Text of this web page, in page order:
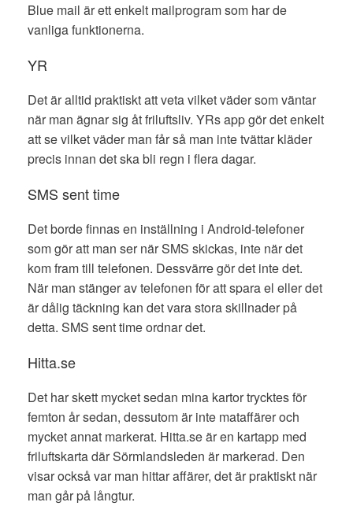
Blue mail är ett enkelt mailprogram som har de
vanliga funktionerna.
YR
Det är alltid praktiskt att veta vilket väder som väntar
när man ägnar sig åt friluftsliv. YRs app gör det enkelt
att se vilket väder man får så man inte tvättar kläder
precis innan det ska bli regn i flera dagar.
SMS sent time
Det borde finnas en inställning i Android-telefoner
som gör att man ser när SMS skickas, inte när det
kom fram till telefonen. Dessvärre gör det inte det.
När man stänger av telefonen för att spara el eller det
är dålig täckning kan det vara stora skillnader på
detta. SMS sent time ordnar det.
Hitta.se
Det har skett mycket sedan mina kartor trycktes för
femton år sedan, dessutom är inte mataffärer och
mycket annat markerat. Hitta.se är en kartapp med
friluftskarta där Sörmlandsleden är markerad. Den
visar också var man hittar affärer, det är praktiskt när
man går på långtur.